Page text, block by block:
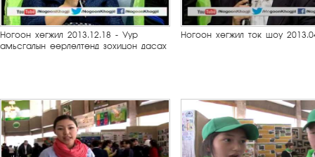
Ногоон хөгжил 2013.12.18 - Уур
амьсгалын өөрлөлтөнд зохицон дасах
Ногоон хөгжил ток шоу